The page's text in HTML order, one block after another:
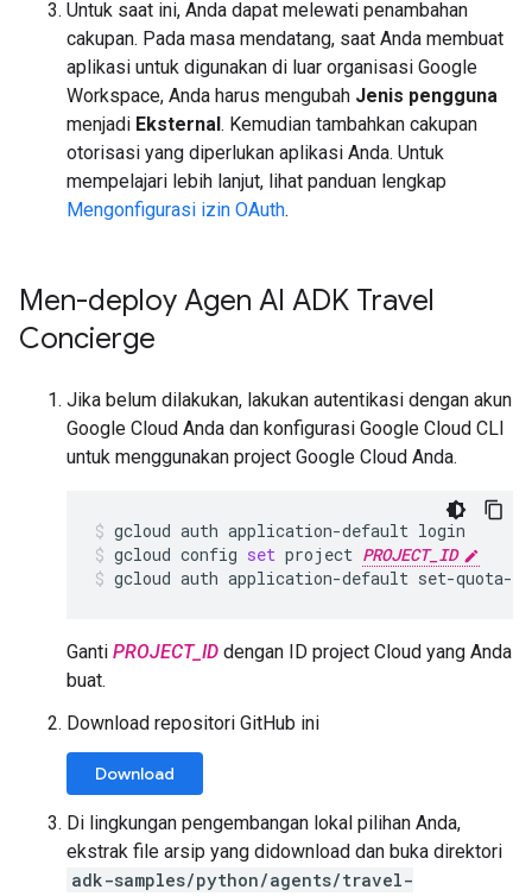
Untuk saat ini, Anda dapat melewati penambahan
cakupan. Pada masa mendatang, saat Anda membuat
aplikasi untuk digunakan di luar organisasi Google
Workspace, Anda harus mengubah Jenis pengguna
menjadi Eksternal . Kemudian tambahkan cakupan
otorisasi yang diperlukan aplikasi Anda. Untuk
mempelajari lebih lanjut, lihat panduan lengkap
Mengonfigurasi izin OAuth.
Men-deploy Agen AI ADK Travel
Concierge
Jika belum dilakukan, lakukan autentikasi dengan akun
Google Cloud Anda dan konfigurasi Google Cloud CLI
untuk menggunakan project Google Cloud Anda.
gcloud auth application-default login
gcloud config set project PROJECT_ID
gcloud auth application-default set-quota-
Ganti PROJECT_ID dengan ID project Cloud yang Anda
buat.
Download repositori GitHub ini
Download
Di lingkungan pengembangan lokal pilihan Anda,
ekstrak file arsip yang didownload dan buka direktori
adk-samples/python/agents/travel-